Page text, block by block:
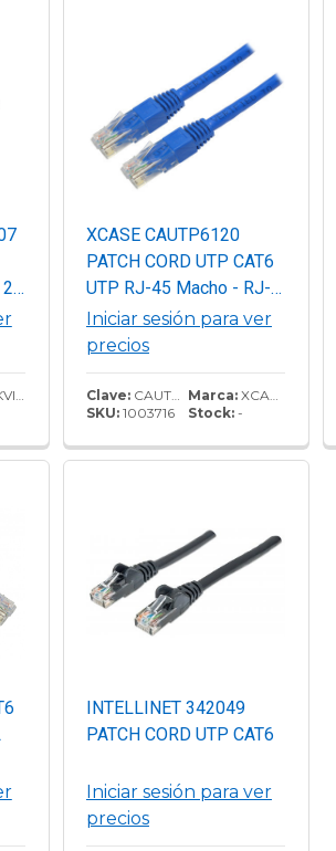
24
XCASE CAUTP6120
PATCH CORD UTP CAT6
UTP RJ-45 Macho - RJ-
45 Macho, 1.2 Metros
ponchado, Azul.
Iniciar sesión para ver
precios
Clave:CAUTP6120
SKU:1003716
Marca:XCASE
Stock:-
INTELLINET 342049
PATCH CORD UTP CAT6
Iniciar sesión para ver
precios